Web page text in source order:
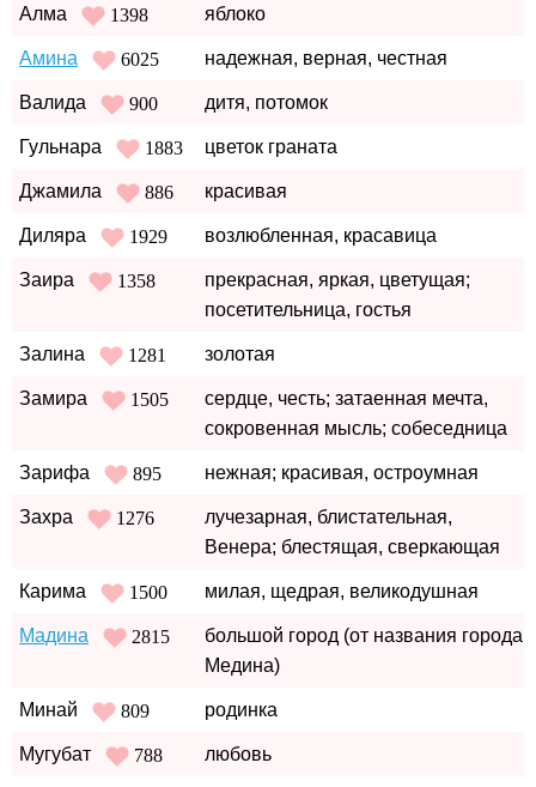
Алма 1398 яблоко
Амина 6025 надежная, верная, честная
Валида 900 дитя, потомок
Гульнара 1883 цветок граната
Джамила 886 красивая
Диляра 1929 возлюбленная, красавица
Заира 1358
прекрасная, яркая, цветущая;
посетительница, гостья
Залина 1281 золотая
Замира 1505
сердце, честь; затаенная мечта,
сокровенная мысль; собеседница
Зарифа 895 нежная; красивая, остроумная
Захра 1276
лучезарная, блистательная,
Венера; блестящая, сверкающая
Карима 1500 милая, щедрая, великодушная
Мадина 2815
большой город (от названия города
Медина)
Минай 809 родинка
Мугубат 788 любовь